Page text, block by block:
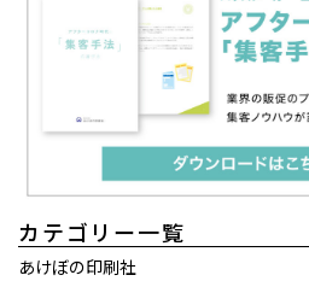
カテゴリー一覧
あけぼの印刷社